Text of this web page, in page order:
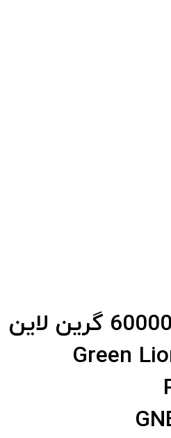
پاور استیشن 60000 گرین لاین
Green